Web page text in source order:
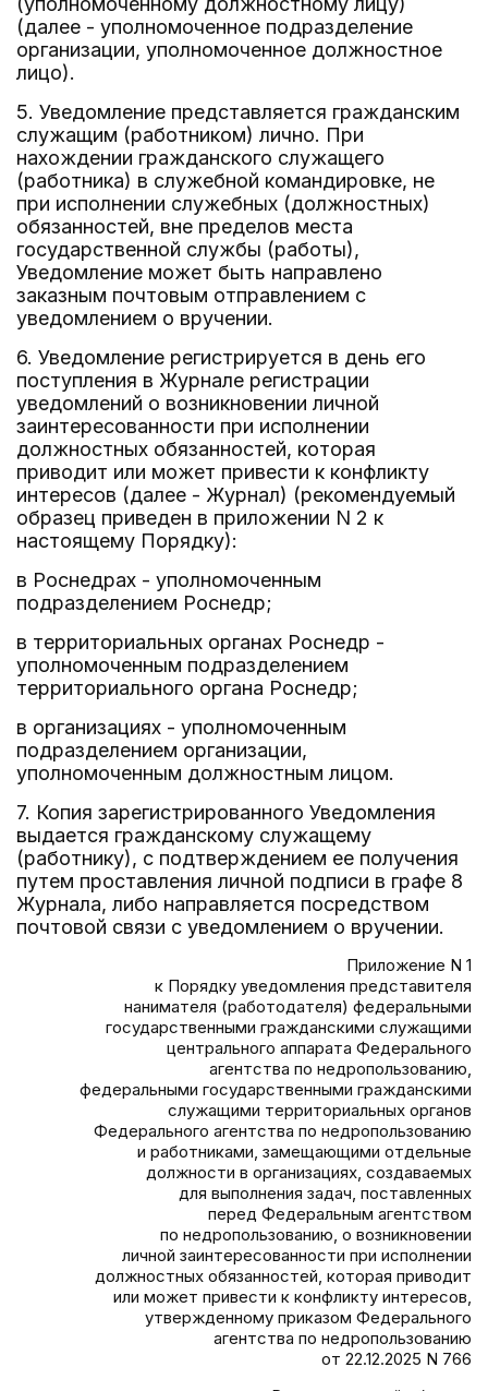
(далее - уполномоченное подразделение
организации, уполномоченное должностное
лицо).
5. Уведомление представляется гражданским
служащим (работником) лично. При
нахождении гражданского служащего
(работника) в служебной командировке, не
при исполнении служебных (должностных)
обязанностей, вне пределов места
государственной службы (работы),
Уведомление может быть направлено
заказным почтовым отправлением с
уведомлением о вручении.
6. Уведомление регистрируется в день его
поступления в Журнале регистрации
уведомлений о возникновении личной
заинтересованности при исполнении
должностных обязанностей, которая
приводит или может привести к конфликту
интересов (далее - Журнал) (рекомендуемый
образец приведен в приложении N 2 к
настоящему Порядку):
в Роснедрах - уполномоченным
подразделением Роснедр;
в территориальных органах Роснедр -
уполномоченным подразделением
территориального органа Роснедр;
в организациях - уполномоченным
подразделением организации,
уполномоченным должностным лицом.
7. Копия зарегистрированного Уведомления
выдается гражданскому служащему
(работнику), с подтверждением ее получения
путем проставления личной подписи в графе 8
Журнала, либо направляется посредством
почтовой связи с уведомлением о вручении.
Приложение N 1
к Порядку уведомления представителя
нанимателя (работодателя) федеральными
государственными гражданскими служащими
центрального аппарата Федерального
агентства по недропользованию,
федеральными государственными гражданскими
служащими территориальных органов
Федерального агентства по недропользованию
и работниками, замещающими отдельные
должности в организациях, создаваемых
для выполнения задач, поставленных
перед Федеральным агентством
по недропользованию, о возникновении
личной заинтересованности при исполнении
должностных обязанностей, которая приводит
или может привести к конфликту интересов,
утвержденному приказом Федерального
агентства по недропользованию
от 22.12.2025 N 766